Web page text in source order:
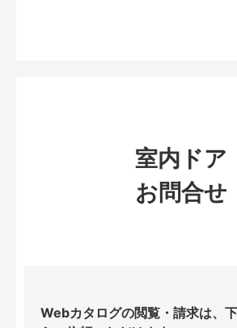
室内ドア
お問合せ
Webカタログの閲覧・請求は、